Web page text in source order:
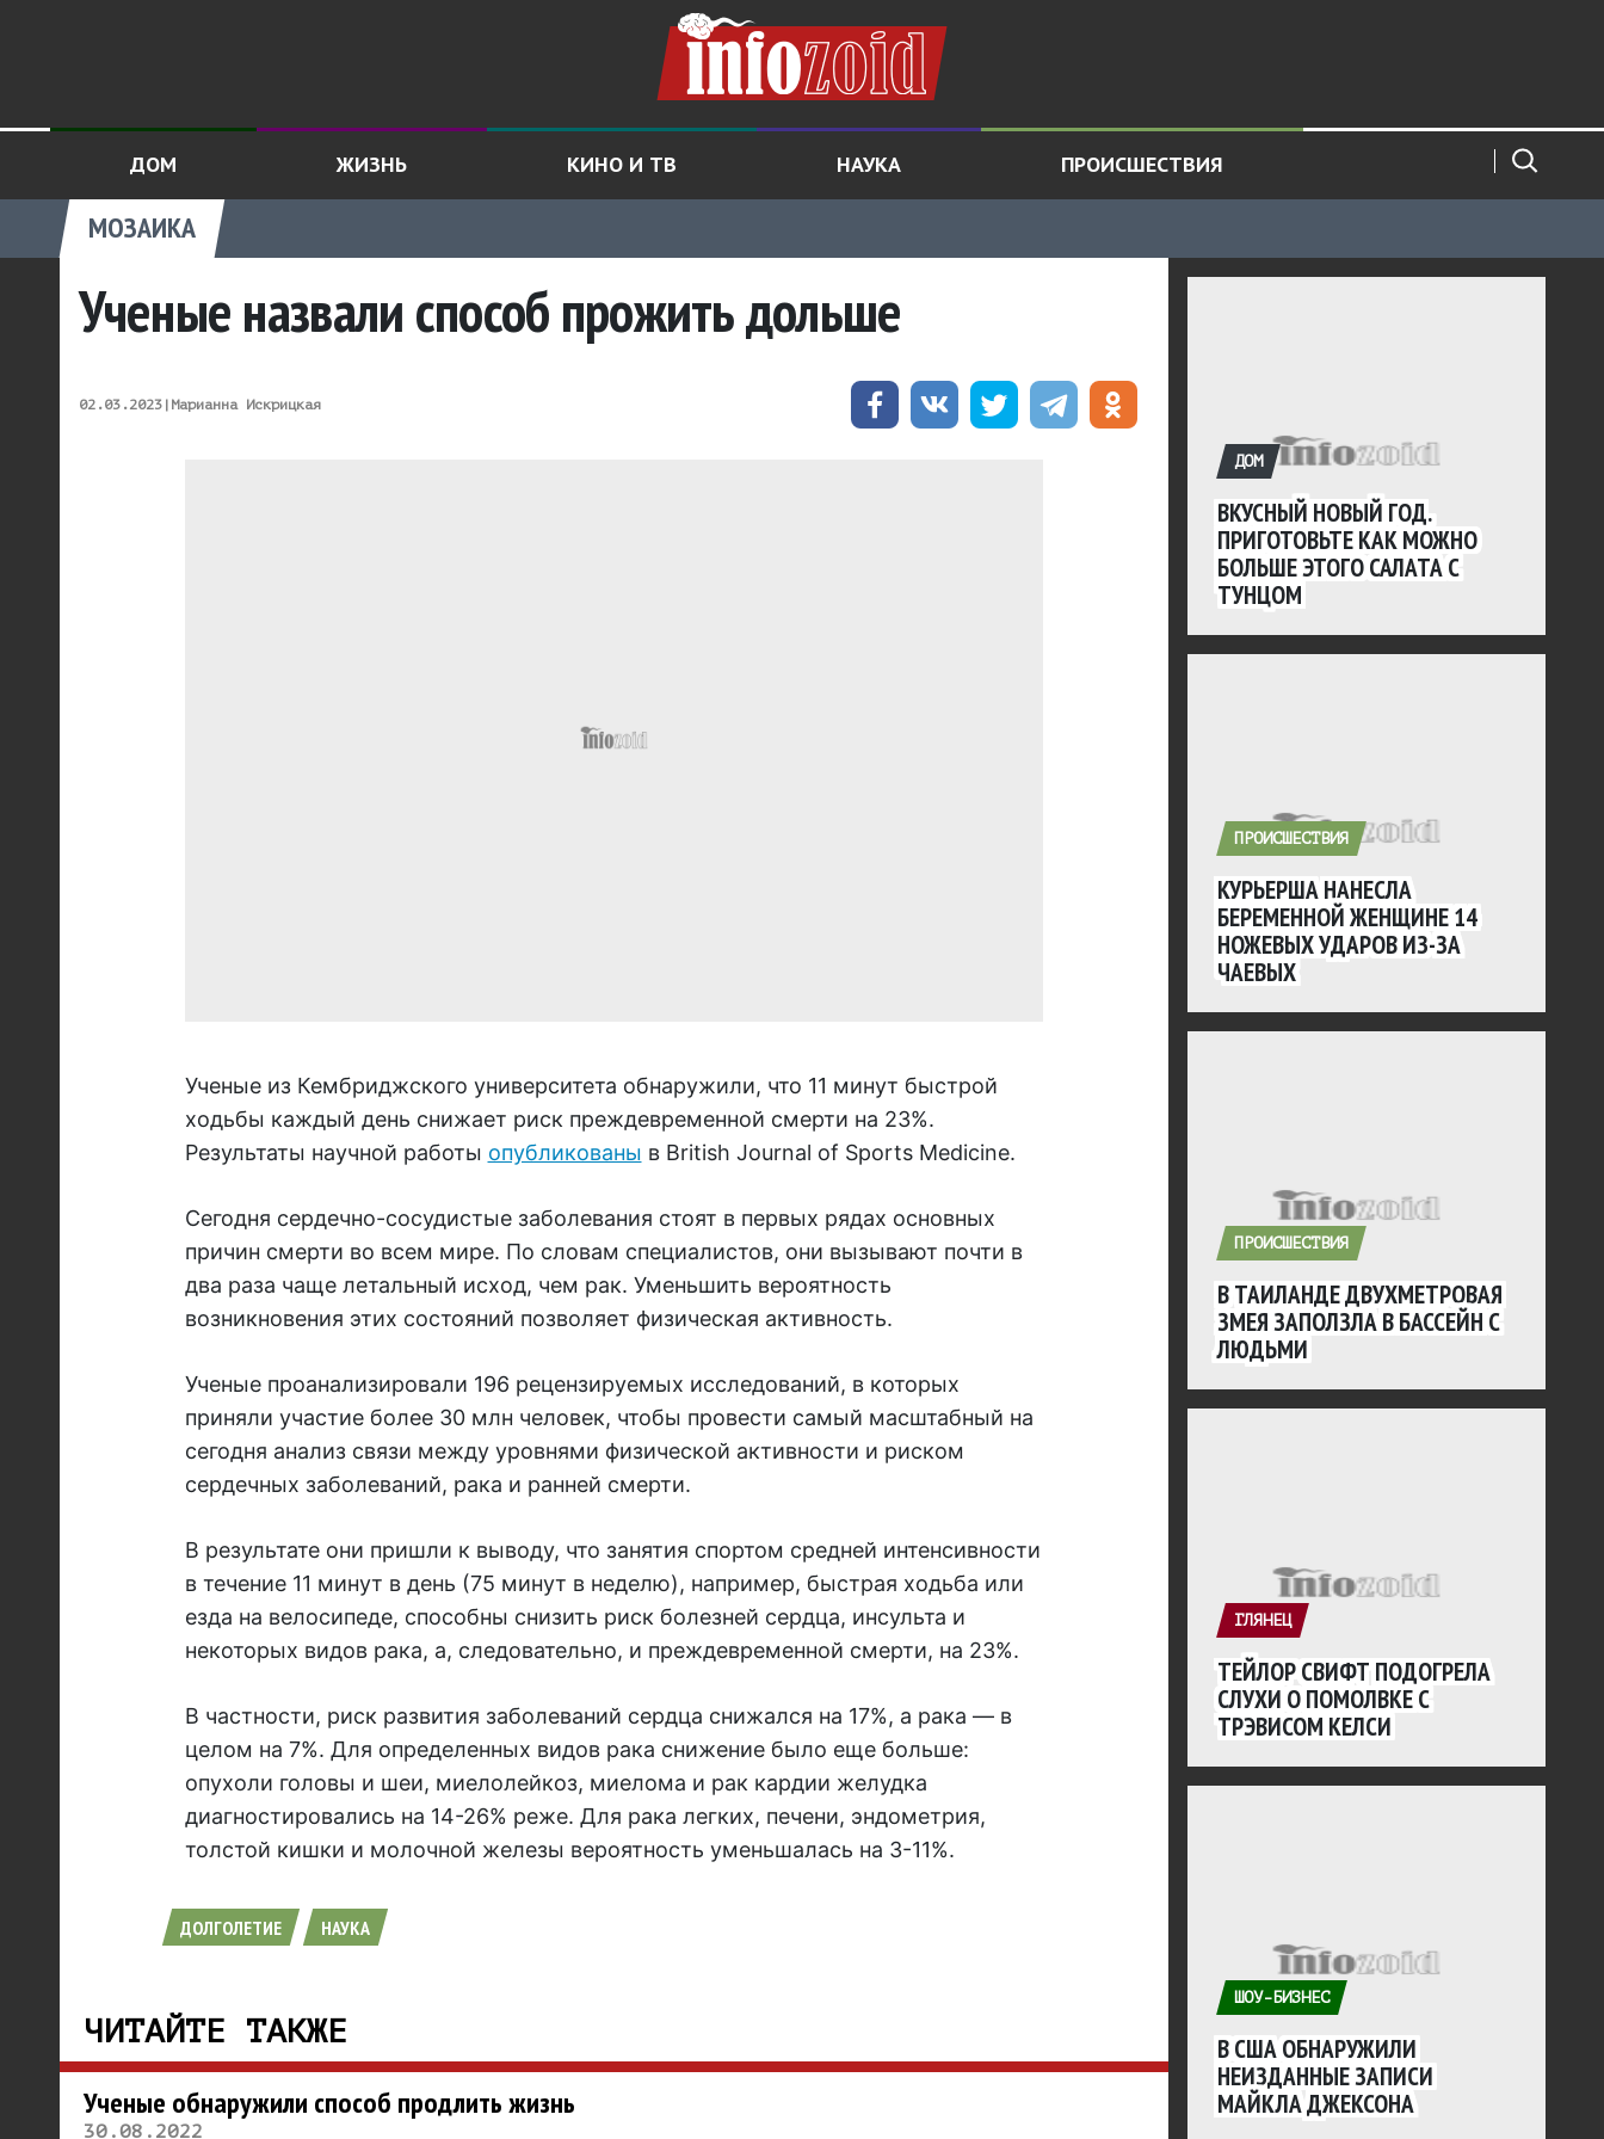
ДОМ ЖИЗНЬ КИНО И ТВ НАУКА ПРОИСШЕСТВИЯ
МОЗАИКА
Ученые назвали способ прожить дольше
02.03.2023| Марианна Искрицкая
Ученые из Кембриджского университета обнаружили, что 11 минут быстрой
ходьбы каждый день снижает риск преждевременной смерти на 23%.
Результаты научной работы опубликованы в British Journal of Sports Medicine.
Сегодня сердечно-сосудистые заболевания стоят в первых рядах основных
причин смерти во всем мире. По словам специалистов, они вызывают почти в
два раза чаще летальный исход, чем рак. Уменьшить вероятность
возникновения этих состояний позволяет физическая активность.
Ученые проанализировали 196 рецензируемых исследований, в которых
приняли участие более 30 млн человек, чтобы провести самый масштабный на
сегодня анализ связи между уровнями физической активности и риском
сердечных заболеваний, рака и ранней смерти.
В результате они пришли к выводу, что занятия спортом средней интенсивности
в течение 11 минут в день (75 минут в неделю), например, быстрая ходьба или
езда на велосипеде, способны снизить риск болезней сердца, инсульта и
некоторых видов рака, а, следовательно, и преждевременной смерти, на 23%.
В частности, риск развития заболеваний сердца снижался на 17%, а рака — в
целом на 7%. Для определенных видов рака снижение было еще больше:
опухоли головы и шеи, миелолейкоз, миелома и рак кардии желудка
диагностировались на 14-26% реже. Для рака легких, печени, эндометрия,
толстой кишки и молочной железы вероятность уменьшалась на 3-11%.
ДОЛГОЛЕТИЕ НАУКА
ЧИТАЙТЕ ТАКЖЕ
Ученые обнаружили способ продлить жизнь
30.08.2022
ДОМ
ВКУСНЫЙ НОВЫЙ ГОД.
ПРИГОТОВЬТЕ КАК МОЖНО
БОЛЬШЕ ЭТОГО САЛАТА С
ТУНЦОМ
ПРОИСШЕСТВИЯ
КУРЬЕРША НАНЕСЛА
БЕРЕМЕННОЙ ЖЕНЩИНЕ 14
НОЖЕВЫХ УДАРОВ ИЗ-ЗА
ЧАЕВЫХ
ПРОИСШЕСТВИЯ
В ТАИЛАНДЕ ДВУХМЕТРОВАЯ
ЗМЕЯ ЗАПОЛЗЛА В БАССЕЙН С
ЛЮДЬМИ
ГЛЯНЕЦ
ТЕЙЛОР СВИФТ ПОДОГРЕЛА
СЛУХИ О ПОМОЛВКЕ С
ТРЭВИСОМ КЕЛСИ
ШОУ-БИЗНЕС
В США ОБНАРУЖИЛИ
НЕИЗДАННЫЕ ЗАПИСИ
МАЙКЛА ДЖЕКСОНА